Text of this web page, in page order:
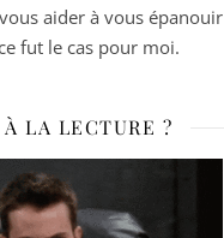
aider à vous épanouir
fut le cas pour moi.
LA LECTURE ?